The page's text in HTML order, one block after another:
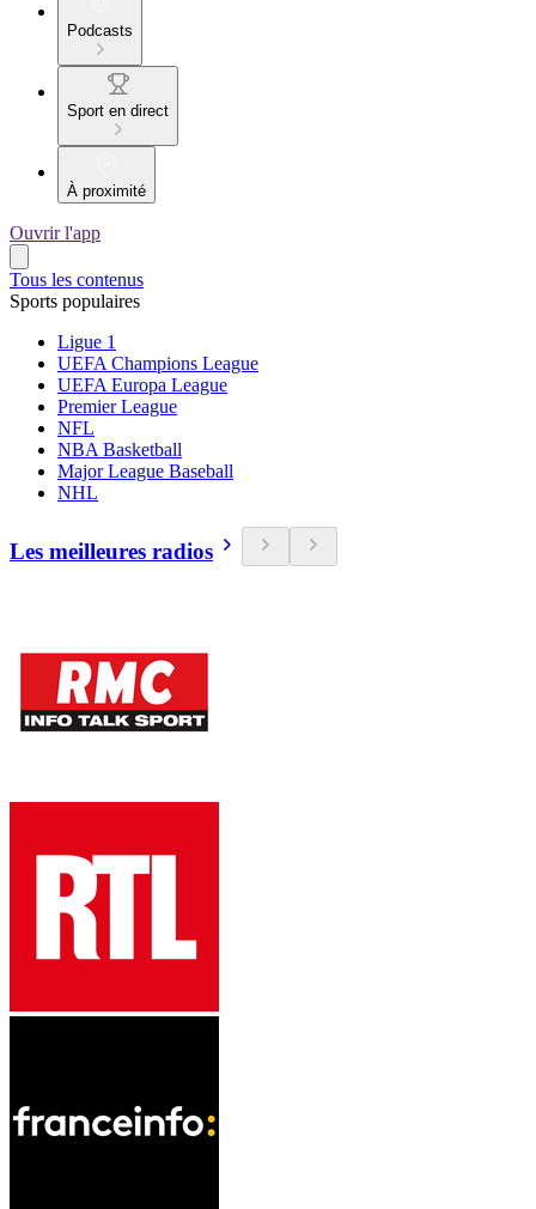
Podcasts
Sport en direct
À proximité
Ouvrir l'app
Tous les contenus
Sports populaires
Ligue 1
UEFA Champions League
UEFA Europa League
Premier League
NFL
NBA Basketball
Major League Baseball
NHL
Les meilleures radios